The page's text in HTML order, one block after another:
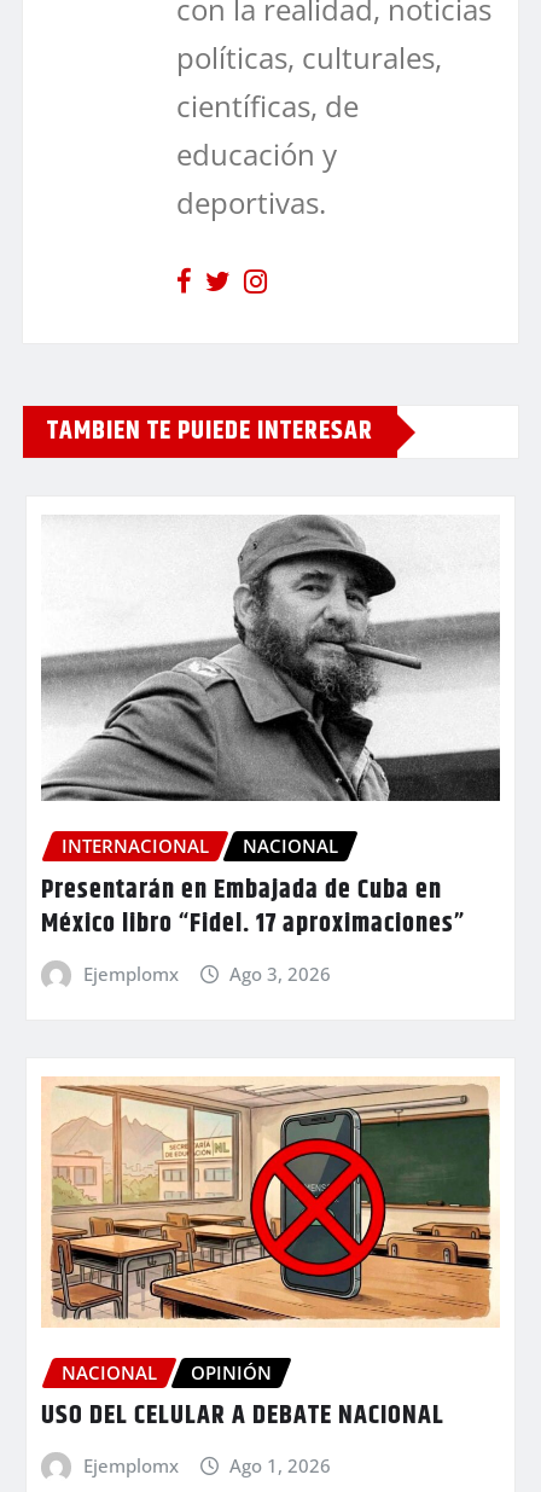
con la realidad, noticias
políticas, culturales,
científicas, de
educación y
deportivas.
TAMBIEN TE PUIEDE INTERESAR
INTERNACIONAL NACIONAL
Presentarán en Embajada de Cuba en
México libro “Fidel. 17 aproximaciones”
Ejemplomx Ago 3, 2026
NACIONAL OPINIÓN
USO DEL CELULAR A DEBATE NACIONAL
Ejemplomx Ago 1, 2026